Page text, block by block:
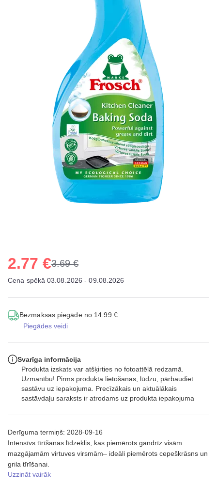
2.77 €3.69 €
Cena spēkā 03.08.2026 - 09.08.2026
Bezmaksas piegāde no 14.99 €
Piegādes veidi
Derīguma termiņš: 2028-09-16
Intensīvs tīrīšanas līdzeklis, kas piemērots gandrīz visām
mazgājamām virtuves virsmām– ideāli piemērots cepeškrāsns un
grila tīrīšanai.
Uzzināt vairāk
Svarīga informācija
Produkta izskats var atšķirties no fotoattēlā redzamā.
Uzmanību! Pirms produkta lietošanas, lūdzu, pārbaudiet
sastāvu uz iepakojuma. Precīzākais un aktuālākais
sastāvdaļu saraksts ir atrodams uz produkta iepakojuma